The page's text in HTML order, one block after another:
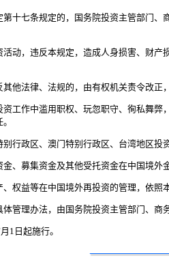
十七条规定的，国务院投资主管部门、
动，违反本规定，造成人身损害、财产
他法律、法规的，由有权机关责令改正
工作中滥用职权、玩忽职守、徇私舞弊
行政区、澳门特别行政区、台湾地区投
、募集资金及其他受托资金在中国境外
权益等在中国境外再投资的管理，依照
管理办法，由国务院投资主管部门、商
1日起施行。